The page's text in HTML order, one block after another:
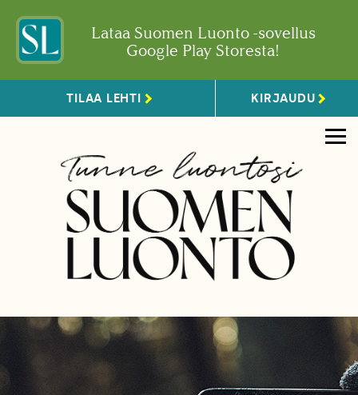
Lataa Suomen Luonto -sovellus
Google Play Storesta!
TILAA LEHTI KIRJAUDU